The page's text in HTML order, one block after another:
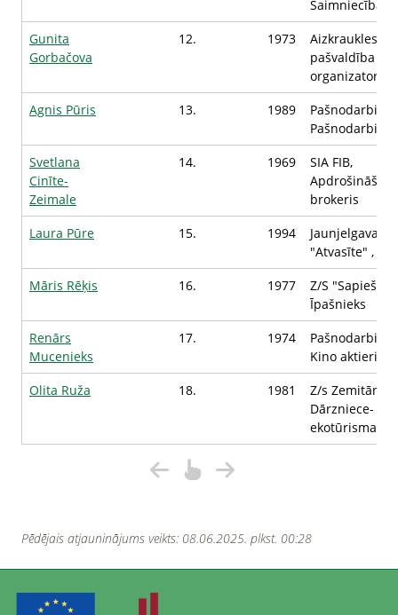
Saimniecības
Gunita
Gorbačova
12. 1973
Aizkraukles
pašvaldība ,
organizators
Agnis Pūris
13. 1989
Svetlana
Cinīte-
Zeimale
14. 1969
SIA FIB,
brokeris
Laura Pūre
15. 1994
Jaunjelgavas
"Atvasīte" ,
Māris Rēķis
16. 1977
Z/S "Sapieši" ,
Īpašnieks
Renārs
Mucenieks
17. 1974
Kino aktieris
Olita Ruža
18. 1981
Z/s Zemitāni ,
Dārzniece-
ekotūrisma
Pēdējais atjauninājums veikts: 08.06.2025. plkst. 00:28